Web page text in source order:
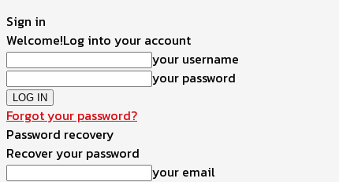
Sign in
Welcome!Log into your account
your username
your password
Forgot your password?
Password recovery
Recover your password
your email